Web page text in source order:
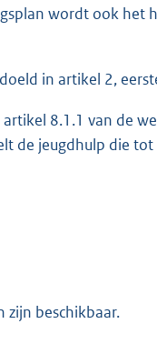
wordt ook het
in artikel 2,
8.1.1 van de
de jeugdhulp die
beschikbaar.